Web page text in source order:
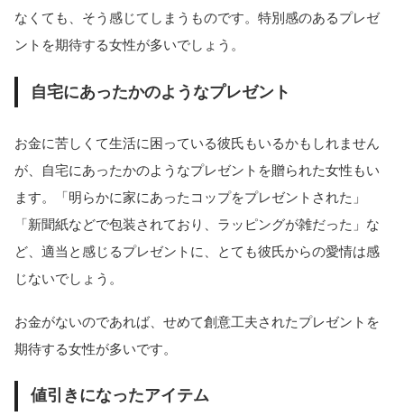
なくても、そう感じてしまうものです。特別感のあるプレゼ
ントを期待する女性が多いでしょう。
自宅にあったかのようなプレゼント
お金に苦しくて生活に困っている彼氏もいるかもしれません
が、自宅にあったかのようなプレゼントを贈られた女性もい
ます。「明らかに家にあったコップをプレゼントされた」
「新聞紙などで包装されており、ラッピングが雑だった」な
ど、適当と感じるプレゼントに、とても彼氏からの愛情は感
じないでしょう。
お金がないのであれば、せめて創意工夫されたプレゼントを
期待する女性が多いです。
値引きになったアイテム